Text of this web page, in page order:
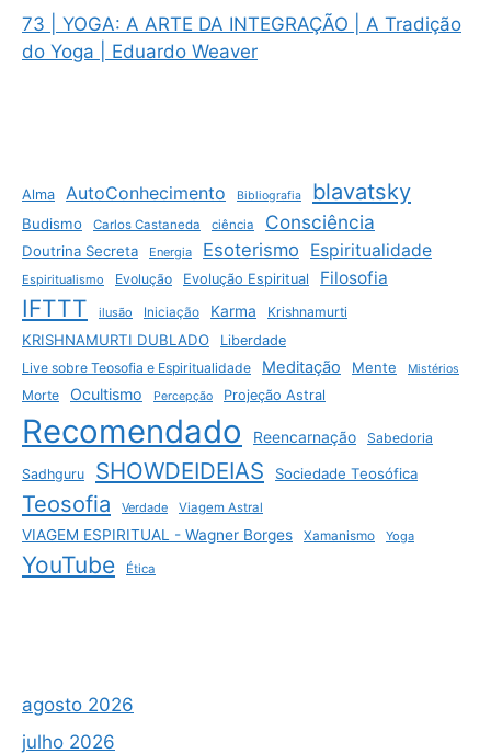
73 | YOGA: A ARTE DA INTEGRAÇÃO | A Tradição
do Yoga | Eduardo Weaver
Alma AutoConhecimento Bibliografia blavatsky
Budismo Carlos Castaneda ciência Consciência
Doutrina Secreta Energia Esoterismo Espiritualidade
Espiritualismo Evolução Evolução Espiritual Filosofia
IFTTT ilusão Iniciação Karma Krishnamurti
KRISHNAMURTI DUBLADO
Liberdade
Live sobre Teosofia e Espiritualidade
Meditação Mente Mistérios
Morte Ocultismo Percepção Projeção Astral
Recomendado Reencarnação Sabedoria
Sadhguru SHOWDEIDEIAS Sociedade Teosófica
Teosofia Verdade Viagem Astral
VIAGEM ESPIRITUAL - Wagner Borges Xamanismo Yoga
YouTube Ética
agosto 2026
julho 2026